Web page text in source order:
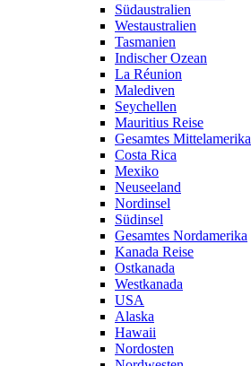
Südaustralien
Westaustralien
Tasmanien
Indischer Ozean
La Réunion
Malediven
Seychellen
Mauritius Reise
Gesamtes Mittelamerika
Costa Rica
Mexiko
Neuseeland
Nordinsel
Südinsel
Gesamtes Nordamerika
Kanada Reise
Ostkanada
Westkanada
USA
Alaska
Hawaii
Nordosten